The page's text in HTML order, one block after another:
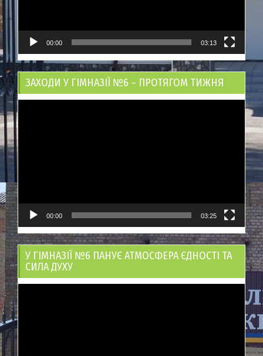
00:00 03:13
ЗАХОДИ У ГІМНАЗІЇ №6 – ПРОТЯГОМ ТИЖНЯ
00:00 03:25
У ГІМНАЗІЇ №6 ПАНУЄ АТМОСФЕРА ЄДНОСТІ ТА
СИЛА ДУХУ